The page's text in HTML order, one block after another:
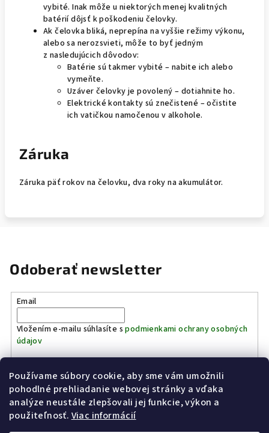
Používame súbory cookie, aby sme vám umožnili
pohodlné prehliadanie webovej stránky a vďaka
analýze neustále zlepšovali jej funkcie, výkon a
použiteľnosť. Viac informácií
vybité. Inak môže u niektorých menej kvalitných
batérií dôjsť k poškodeniu čelovky.
Ak čelovka bliká, neprepína na vyššie režimy výkonu,
alebo sa nerozsvieti, môže to byť jedným
z nasledujúcich dôvodov:
Batérie sú takmer vybité – nabite ich alebo
vymeňte.
Uzáver čelovky je povolený – dotiahnite ho.
Elektrické kontakty sú znečistené – očistite
ich vatičkou namočenou v alkohole.
Záruka
Záruka päť rokov na čelovku, dva roky na akumulátor.
Odoberať newsletter
Email
Vložením e-mailu súhlasíte spodmienkami ochrany osobných
údajov
Prihlásiť sa
Kinostrelnica Páleník